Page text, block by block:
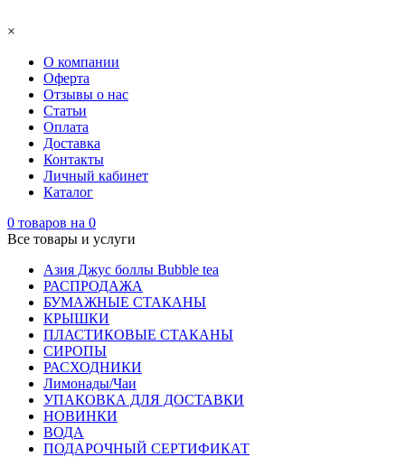
×
О компании
Оферта
Отзывы о нас
Статьи
Оплата
Доставка
Контакты
Личный кабинет
Каталог
0 товаров на 0
Все товары и услуги
Азия Джус боллы Bubble tea
РАСПРОДАЖА
БУМАЖНЫЕ СТАКАНЫ
КРЫШКИ
ПЛАСТИКОВЫЕ СТАКАНЫ
СИРОПЫ
РАСХОДНИКИ
Лимонады/Чаи
УПАКОВКА ДЛЯ ДОСТАВКИ
НОВИНКИ
ВОДА
ПОДАРОЧНЫЙ СЕРТИФИКАТ